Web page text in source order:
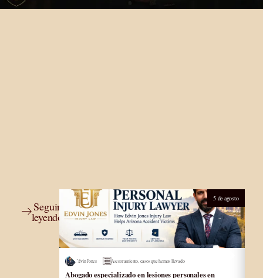
Seguir
leyendo
5 de agosto
Edvin Jones Asesoramiento, casos que hemos llevado
Abogado especializado en lesiones personales en